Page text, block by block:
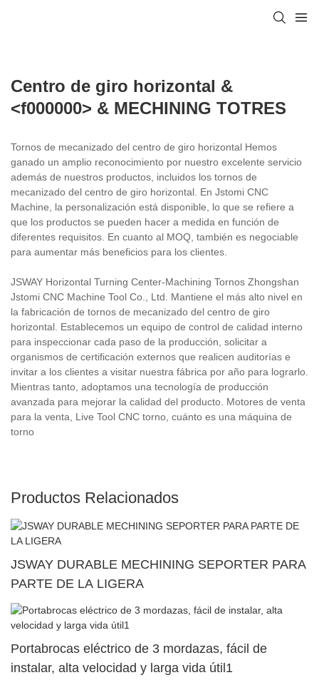
Centro de giro horizontal &
<f000000> & MECHINING TOTRES
Tornos de mecanizado del centro de giro horizontal Hemos
ganado un amplio reconocimiento por nuestro excelente servicio
además de nuestros productos, incluidos los tornos de
mecanizado del centro de giro horizontal. En Jstomi CNC
Machine, la personalización está disponible, lo que se refiere a
que los productos se pueden hacer a medida en función de
diferentes requisitos. En cuanto al MOQ, también es negociable
para aumentar más beneficios para los clientes.
JSWAY Horizontal Turning Center-Machining Tornos Zhongshan
Jstomi CNC Machine Tool Co., Ltd. Mantiene el más alto nivel en
la fabricación de tornos de mecanizado del centro de giro
horizontal. Establecemos un equipo de control de calidad interno
para inspeccionar cada paso de la producción, solicitar a
organismos de certificación externos que realicen auditorías e
invitar a los clientes a visitar nuestra fábrica por año para lograrlo.
Mientras tanto, adoptamos una tecnología de producción
avanzada para mejorar la calidad del producto. Motores de venta
para la venta, Live Tool CNC torno, cuánto es una máquina de
torno
Productos Relacionados
JSWAY DURABLE MECHINING SEPORTER PARA
PARTE DE LA LIGERA
Portabrocas eléctrico de 3 mordazas, fácil de
instalar, alta velocidad y larga vida útil1